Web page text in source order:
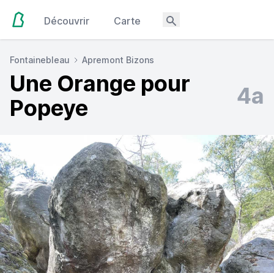
Découvrir Carte
Fontainebleau Apremont Bizons
Une Orange pour
Popeye
4a